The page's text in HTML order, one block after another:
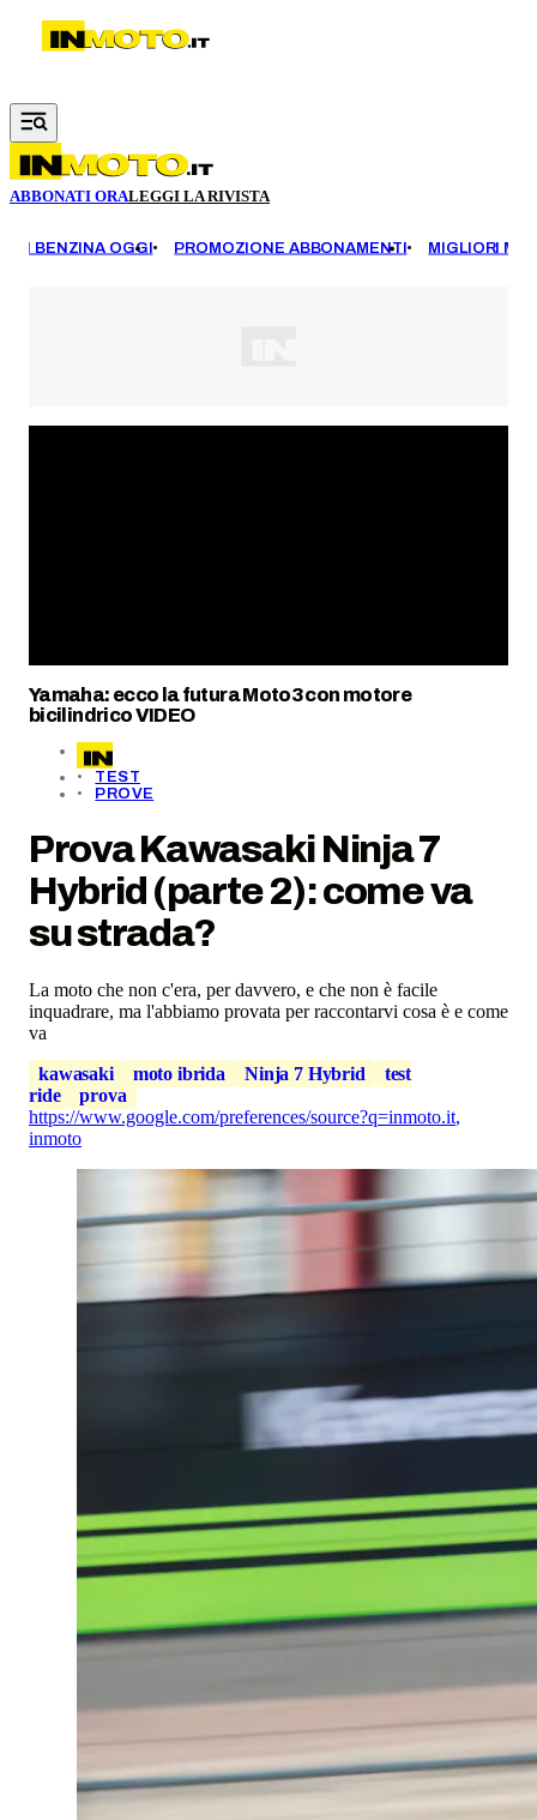
Vai al contenuto principale
ABBONATI ORALEGGI LA RIVISTA
BENZINA OGGI PROMOZIONE ABBONAMENTI MIGLIORI
Yamaha: ecco la futura Moto3 con motore
bicilindrico VIDEO
TEST
PROVE
Prova Kawasaki Ninja 7
Hybrid (parte 2): come va
su strada?
La moto che non c'era, per davvero, e che non è facile
inquadrare, ma l'abbiamo provata per raccontarvi cosa è e come
va
kawasaki
moto ibrida Ninja 7 Hybrid
test
ride
prova
https://www.google.com/preferences/source?q=inmoto.it,
inmoto